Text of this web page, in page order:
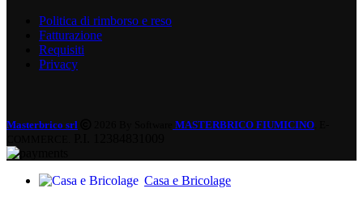
Politica di rimborso e reso
Fatturazione
Requisiti
Privacy
Masterbrico srl MASTERBRICO FIUMICINO
Casa e Bricolage